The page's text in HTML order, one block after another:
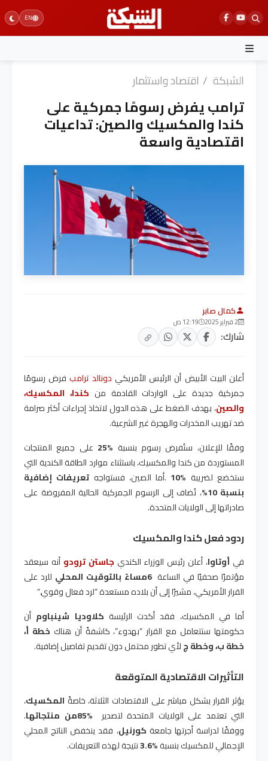
Skip
to
content
EN
الشبكة / اقتصاد واستثمار
ترامب يفرض رسومًا جمركية على
كندا والمكسيك والصين: تداعيات
اقتصادية واسعة
كمال صابر
2 فبراير 2025 12:19 ص
شارك:
أعلن البيت الأبيض أن الرئيس الأمريكي دونالد ترامبفرض رسومًا
جمركية جديدة على الواردات القادمة من كندا، المكسيك،
والصين، بهدف الضغط على هذه الدول لاتخاذ إجراءات أكثر صرامة
ضد تهريب المخدرات والهجرة غير الشرعية.
وفقًا للإعلان، ستُفرض رسوم بنسبة 25% على جميع المنتجات
المستوردة من كندا والمكسيك، باستثناء موارد الطاقة الكندية التي
ستخضع لضريبة 10%
.أما الصين، فستواجه تعريفات إضافية
بنسبة 10
%، تُضاف إلى الرسوم الجمركية الحالية المفروضة على
صادراتها إلى الولايات المتحدة.
ردود فعل كندا والمكسيك
في أوتاوا، أعلن رئيس الوزراء الكندي جاستن ترودو أنه سيعقد
مؤتمرًا صحفيًا في الساعة 6مساءً بالتوقيت المحلي للرد على
القرار الأمريكي، مشيرًا إلى أن بلاده مستعدة “لرد فعال وقوي“.
أما في المكسيك، فقد أكدت الرئيسة كلاوديا شينباوم أن
حكومتها ستتعامل مع القرار “بهدوء”، كاشفةً أن هناك خطة أ،
خطة ب، وخطة جلأي تطور محتمل دون تقديم تفاصيل إضافية.
التأثيرات الاقتصادية المتوقعة
يؤثر القرار بشكل مباشر على الاقتصادات الثلاثة، خاصةً المكسيك،
التي تعتمد على الولايات المتحدة لتصدير
85%من منتجاتها.
ووفقًا لدراسة أجرتها جامعة كورنيل، فقد ينخفض الناتج المحلي
الإجمالي للمكسيك بنسبة3.6%نتيجة لهذه التعريفات.